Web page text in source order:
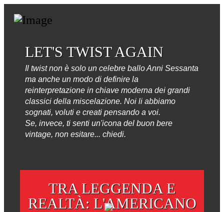
LET'S TWIST AGAIN
Il twist non è solo un celebre ballo Anni Sessanta
ma anche un modo di definire la
reinterpretazione in chiave moderna dei grandi
classici della miscelazione. Noi li abbiamo
sognati, voluti e creati pensando a voi.
Se, invece, ti senti un'icona del buon bere
vintage, non esitare... chiedi.
TRA LEGGENDA E
REALTÀ: L'AMERICANO